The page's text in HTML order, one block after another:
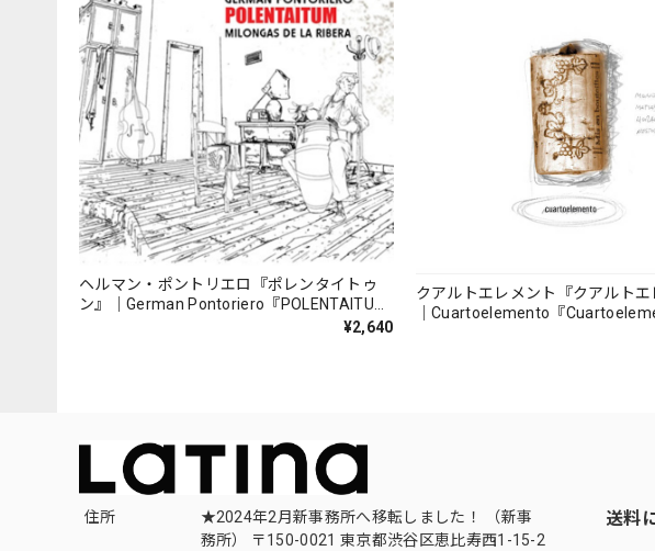
ヘルマン・ポントリエロ『ポレンタイトゥ
ン』｜German Pontoriero『POLENTAITUM
¥2,640
クアルトエレメント『クアルトエ
｜Cuartoelemento『
住所
★2024年2月新事務所へ移転しました！ （新事
務所） 〒150-0021 東京都渋谷区恵比寿西1-15-2
送料